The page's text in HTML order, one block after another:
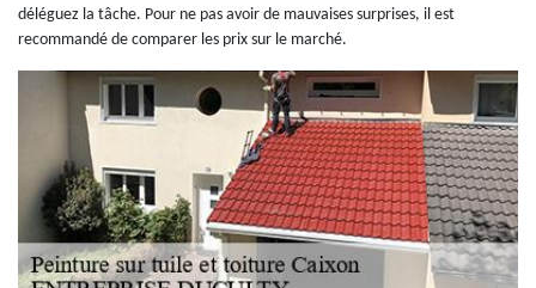
déléguez la tâche. Pour ne pas avoir de mauvaises surprises, il est
recommandé de comparer les prix sur le marché.